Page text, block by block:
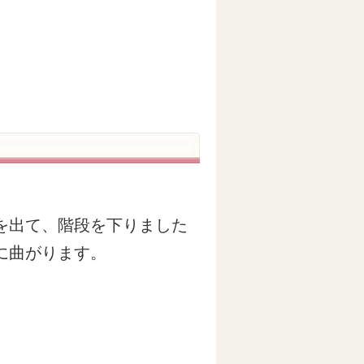
出て、階段を下りました
曲がります。